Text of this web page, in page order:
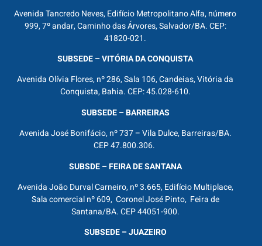
Avenida Tancredo Neves, Edifício Metropolitano Alfa, número
999, 7º andar, Caminho das Árvores, Salvador/BA. CEP:
41820-021.
SUBSEDE – VITÓRIA DA CONQUISTA
Avenida Olívia Flores, nº 286, Sala 106, Candeias, Vitória da
Conquista, Bahia. CEP: 45.028-610.
SUBSEDE – BARREIRAS
Avenida José Bonifácio, nº 737 – Vila Dulce, Barreiras/BA.
CEP 47.800.306.
SUBSDE – FEIRA DE SANTANA
Avenida João Durval Carneiro, nº 3.665, Edifício Multiplace,
Sala comercial nº 609, Coronel José Pinto, Feira de
Santana/BA. CEP 44051-900.
SUBSEDE – JUAZEIRO